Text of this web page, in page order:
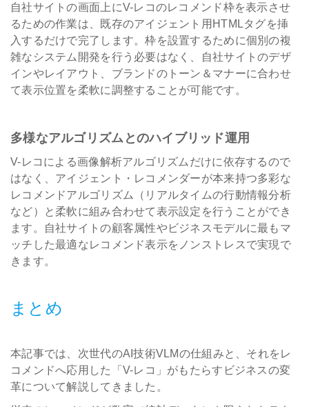
自社サイトの画面上にV-レコのレコメンド枠を表示させ
るための作業は、既存のアイジェント用HTMLタグを挿
入するだけで完了します。枠を設置するために個別の複
雑なシステム開発を行う必要はなく、自社サイトのデザ
インやレイアウト、ブランドのトーン＆マナーに合わせ
て表示位置を柔軟に調整することが可能です。
多様なアルゴリズムとのハイブリッド運用
V-レコによる画像解析アルゴリズムだけに依存するので
はなく、アイジェント・レコメンダーが本来持つ多彩な
レコメンドアルゴリズム（リアルタイムの行動情報分析
など）と柔軟に組み合わせて表示設定を行うことができ
ます。自社サイトの顧客属性やビジネスモデルに最もマ
ッチした最適なレコメンド表示をノンストレスで実現で
きます。
まとめ
本記事では、次世代のAI技術VLMの仕組みと、それをレ
コメンドへ応用した「V-レコ」がもたらすビジネスの変
革について解説してきました。